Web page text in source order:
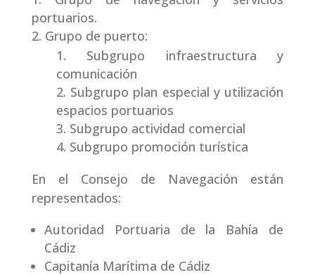
portuarios.
Grupo de puerto:
Subgrupo infraestructura y
comunicación
Subgrupo plan especial y utilización
espacios portuarios
Subgrupo actividad comercial
Subgrupo promoción turística
En el Consejo de Navegación están
representados:
Autoridad Portuaria de la Bahía de
Cádiz
Capitanía Marítima de Cádiz